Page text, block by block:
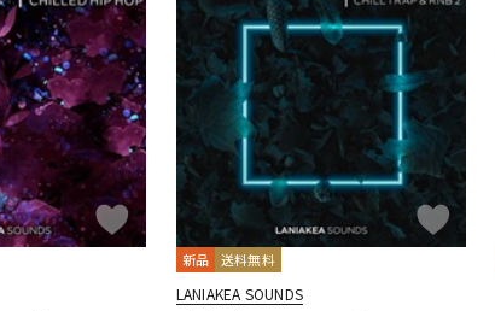
新品 送料無料
LANIAKEA SOUNDS